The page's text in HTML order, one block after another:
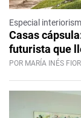
Especial
Casas
futurista que
POR MARÍA INÉS